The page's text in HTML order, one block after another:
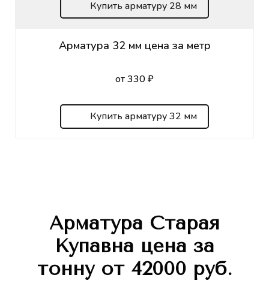
Купить арматуру 28 мм
Арматура 32 мм цена за метр
от 330 ₽
Купить арматуру 32 мм
Арматура Старая
Купавна цена за
тонну от 42000 руб.